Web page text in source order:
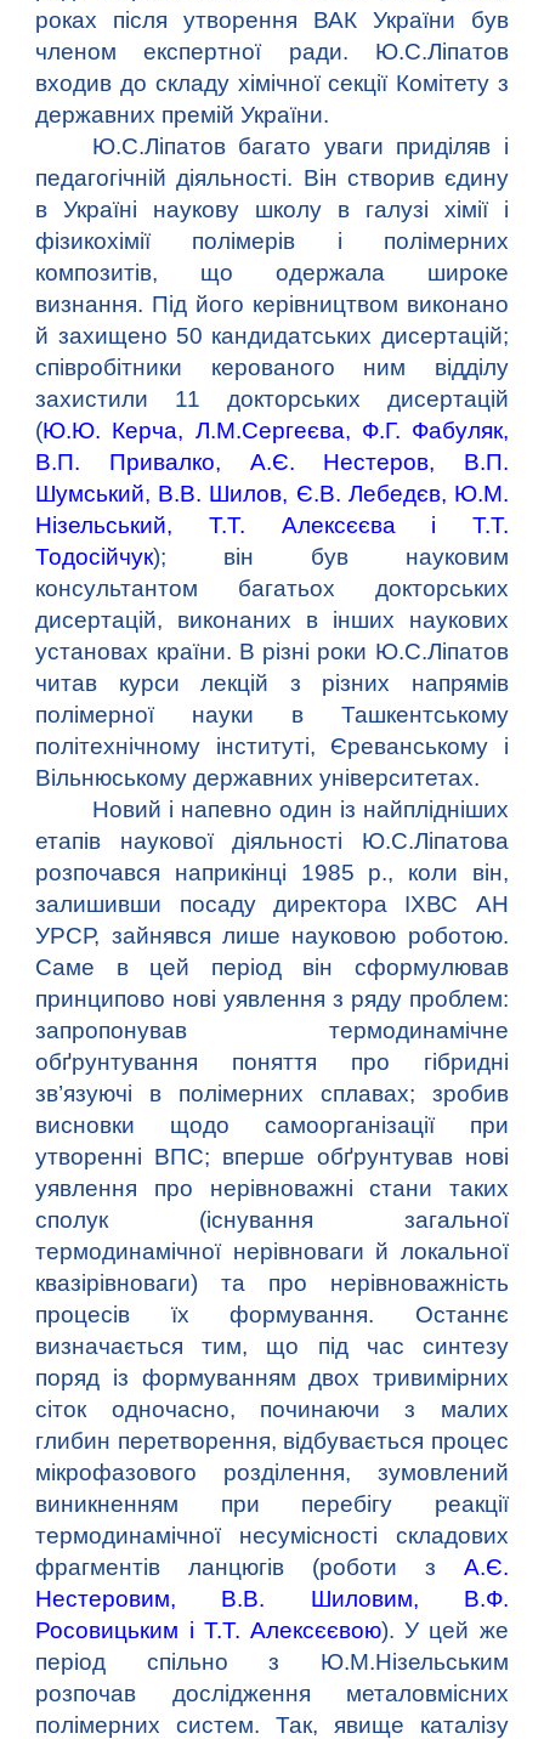
роках після утворення ВАК України був
членом експертної ради. Ю.С.Ліпатов
входив до складу хімічної секції Комітету з
державних премій України.
Ю.С.Ліпатов багато уваги приділяв і
педагогічній діяльності. Він створив єдину
в Україні наукову школу в галузі хімії і
фізикохімії полімерів і полімерних
композитів, що одержала широке
визнання. Під його керівництвом виконано
й захищено 50 кандидатських дисертацій;
співробітники керованого ним відділу
захистили 11 докторських дисертацій
(Ю.Ю. Керча, Л.М.Сергеєва, Ф.Г. Фабуляк,
В.П. Привалко, А.Є. Нестеров, В.П.
Шумський, В.В. Шилов, Є.В. Лебедєв, Ю.М.
Нізельський, Т.Т. Алексєєва і Т.Т.
Тодосійчук); він був науковим
консультантом багатьох докторських
дисертацій, виконаних в інших наукових
установах країни. В різні роки Ю.С.Ліпатов
читав курси лекцій з різних напрямів
полімерної науки в Ташкентському
політехнічному інституті, Єреванському і
Вільнюському державних університетах.
Новий і напевно один із найплідніших
етапів наукової діяльності Ю.С.Ліпатова
розпочався наприкінці 1985 р., коли він,
залишивши посаду директора ІХВС АН
УРСР, зайнявся лише науковою роботою.
Саме в цей період він сформулював
принципово нові уявлення з ряду проблем:
запропонував термодинамічне
обґрунтування поняття про гібридні
зв’язуючі в полімерних сплавах; зробив
висновки щодо самоорганізації при
утворенні ВПС; вперше обґрунтував нові
уявлення про нерівноважні стани таких
сполук (існування загальної
термодинамічної нерівноваги й локальної
квазірівноваги) та про нерівноважність
процесів їх формування. Останнє
визначається тим, що під час синтезу
поряд із формуванням двох тривимірних
сіток одночасно, починаючи з малих
глибин перетворення, відбувається процес
мікрофазового розділення, зумовлений
виникненням при перебігу реакції
термодинамічної несумісності складових
фрагментів ланцюгів (роботи з А.Є.
Нестеровим, В.В. Шиловим, В.Ф.
Росовицьким і Т.Т. Алексєєвою). У цей же
період спільно з Ю.М.Нізельським
розпочав дослідження металовмісних
полімерних систем. Так, явище каталізу